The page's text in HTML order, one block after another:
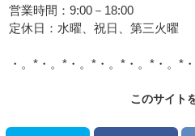
営業時間：9:00－18:00
定休日：水曜、祝日、第三火曜
・。*・。*・。*・。*・。*・。*
このサイト